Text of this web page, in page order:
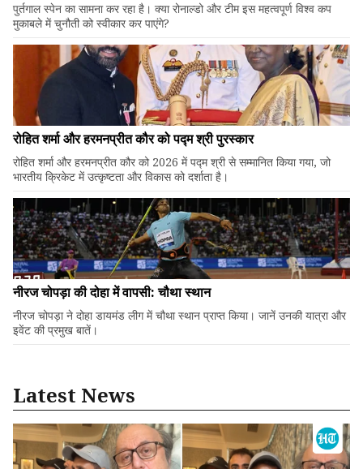
पुर्तगाल स्पेन का सामना कर रहा है। क्या रोनाल्डो और टीम इस महत्वपूर्ण विश्व कप
मुकाबले में चुनौती को स्वीकार कर पाएंगे?
रोहित शर्मा और हरमनप्रीत कौर को पद्म श्री पुरस्कार
रोहित शर्मा और हरमनप्रीत कौर को 2026 में पद्म श्री से सम्मानित किया गया, जो
भारतीय क्रिकेट में उत्कृष्टता और विकास को दर्शाता है।
नीरज चोपड़ा की दोहा में वापसी: चौथा स्थान
नीरज चोपड़ा ने दोहा डायमंड लीग में चौथा स्थान प्राप्त किया। जानें उनकी यात्रा और
इवेंट की प्रमुख बातें।
Latest News